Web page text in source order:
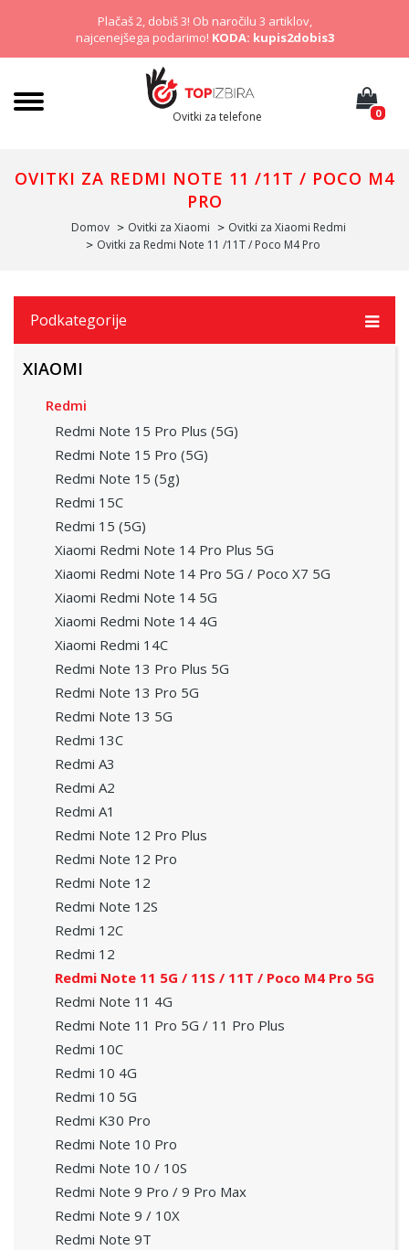
Plačaš 2, dobiš 3! Ob naročilu 3 artiklov,
najcenejšega podarimo! KODA: kupis2dobis3
Ovitki za telefone 0
OVITKI ZA REDMI NOTE 11 /11T / POCO M4
PRO
Domov Ovitki za Xiaomi
Ovitki za Xiaomi Redmi
Ovitki za Redmi Note 11 /11T / Poco M4 Pro
Podkategorije
XIAOMI
Redmi
Redmi Note 15 Pro Plus (5G)
Redmi Note 15 Pro (5G)
Redmi Note 15 (5g)
Redmi 15C
Redmi 15 (5G)
Xiaomi Redmi Note 14 Pro Plus 5G
Xiaomi Redmi Note 14 Pro 5G / Poco X7 5G
Xiaomi Redmi Note 14 5G
Xiaomi Redmi Note 14 4G
Xiaomi Redmi 14C
Redmi Note 13 Pro Plus 5G
Redmi Note 13 Pro 5G
Redmi Note 13 5G
Redmi 13C
Redmi A3
Redmi A2
Redmi A1
Redmi Note 12 Pro Plus
Redmi Note 12 Pro
Redmi Note 12
Redmi Note 12S
Redmi 12C
Redmi 12
Redmi Note 11 5G / 11S / 11T / Poco M4 Pro 5G
Redmi Note 11 4G
Redmi Note 11 Pro 5G / 11 Pro Plus
Redmi 10C
Redmi 10 4G
Redmi 10 5G
Redmi K30 Pro
Redmi Note 10 Pro
Redmi Note 10 / 10S
Redmi Note 9 Pro / 9 Pro Max
Redmi Note 9 / 10X
Redmi Note 9T